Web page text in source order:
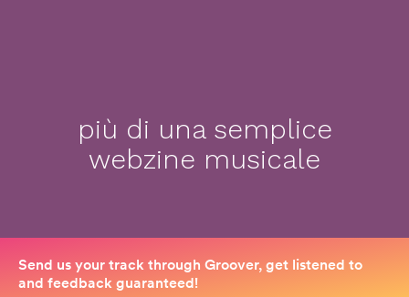
più di una semplice
webzine musicale